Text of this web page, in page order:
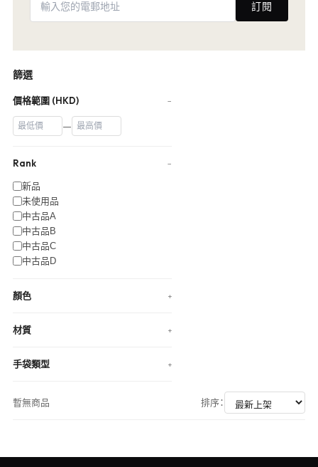
訂閱
篩選
價格範圍 (HKD) −
—
Rank −
新品
未使用品
中古品A
中古品B
中古品C
中古品D
顏色 +
材質 +
手袋類型 +
暫無商品 排序：